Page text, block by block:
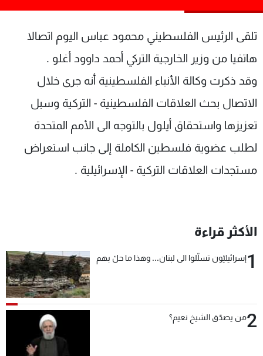
تلقى الرئيس الفلسطيني محمود عباس اليوم اتصالا
هاتفيا من وزير الخارجية التركي أحمد داوود أغلو .
وقد ذكرت وكالة الأنباء الفلسطينية أنه جرى خلال
الاتصال بحث العلاقات الفلسطينية - التركية وسبل
تعزيزها واستحقاق أيلول بالتوجه الى الأمم المتحدة
لطلب عضوية فلسطين الكاملة إلى جانب استعراض
مستجدات العلاقات التركية - الإسرائيلية .
الأكثر قراءة
1إسرائيليّون تسلّلوا الى لبنان... وهذا ما حلّ بهم
2من يصدّق الشيخ نعيم؟
شاهد البرامج
الترددات
الإنـتـاج
وظائف
تواصل معنا
سياسة الخصوصية